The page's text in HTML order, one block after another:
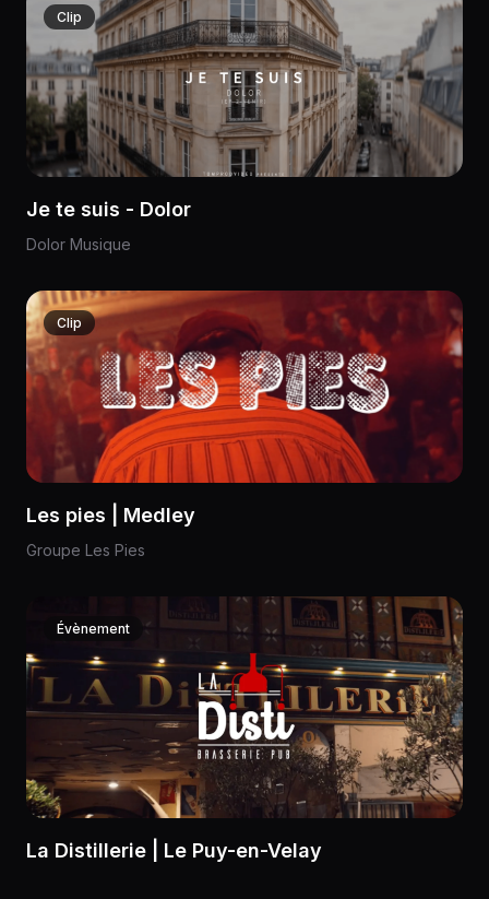
Clip
Je te suis - Dolor
Dolor Musique
Clip
Les pies | Medley
Groupe Les Pies
Évènement
La Distillerie | Le Puy-en-Velay